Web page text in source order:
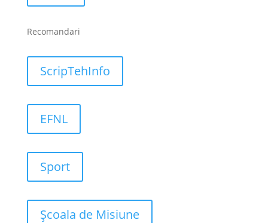
Recomandari
ScripTehInfo
EFNL
Sport
Școala de Misiune